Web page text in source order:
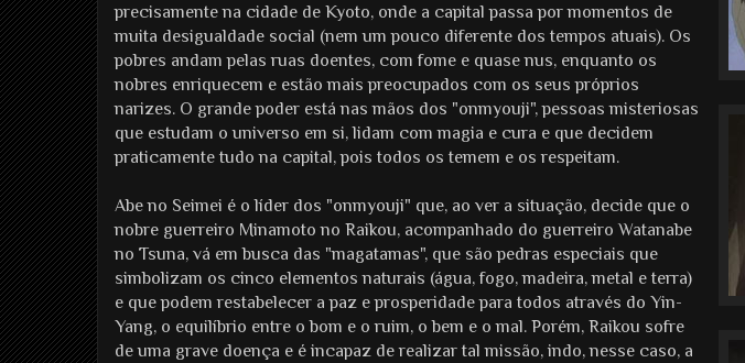
precisamente na cidade de Kyoto, onde a capital passa por momentos de
muita desigualdade social (nem um pouco diferente dos tempos atuais). Os
pobres andam pelas ruas doentes, com fome e quase nus, enquanto os
nobres enriquecem e estão mais preocupados com os seus próprios
narizes. O grande poder está nas mãos dos "onmyouji", pessoas misteriosas
que estudam o universo em si, lidam com magia e cura e que decidem
praticamente tudo na capital, pois todos os temem e os respeitam.
Abe no Seimei é o líder dos "onmyouji" que, ao ver a situação, decide que o
nobre guerreiro Minamoto no Raikou, acompanhado do guerreiro Watanabe
no Tsuna, vá em busca das "magatamas", que são pedras especiais que
simbolizam os cinco elementos naturais (água, fogo, madeira, metal e terra)
e que podem restabelecer a paz e prosperidade para todos através do Yin-
Yang, o equilíbrio entre o bom e o ruim, o bem e o mal. Porém, Raikou sofre
de uma grave doença e é incapaz de realizar tal missão, indo, nesse caso, a